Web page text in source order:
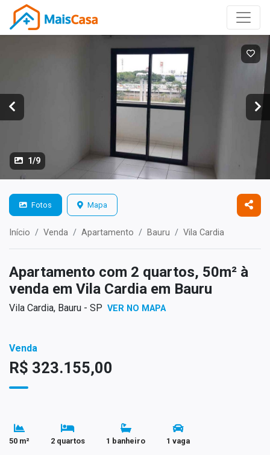
1/9
Fotos Mapa
Início Venda Apartamento Bauru Vila Cardia
Apartamento com 2 quartos, 50m² à
venda em Vila Cardia em Bauru
Vila Cardia, Bauru - SP VER NO MAPA
Venda
R$ 323.155,00
50 m² 2 quartos 1 banheiro 1 vaga